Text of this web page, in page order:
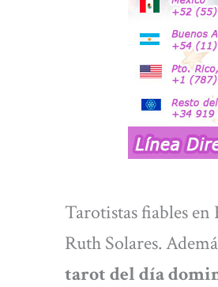
Tarotistas fiables en
Ruth Solares.
tarot del día